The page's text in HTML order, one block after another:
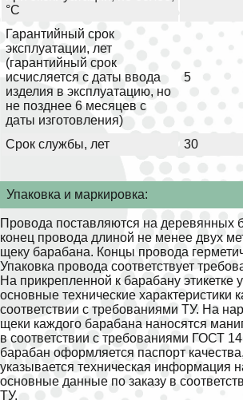
°С
Гарантийный срок
эксплуатации, лет
(гарантийный срок
исчисляется с даты ввода
изделия в эксплуатацию, но
не позднее 6 месяцев с
даты изготовления)
5
Срок службы, лет 30
Упаковка и маркировка:
Провода поставляются на деревянных
конец провода длиной не менее двух
щеку барабана. Концы провода
Упаковка провода соответствует
На прикрепленной к барабану этикетке
основные технические характеристики
соответствии с требованиями ТУ. На
щеки каждого барабана наносятся
в соответствии с требованиями ГОСТ
барабан оформляется паспорт
указывается техническая информация
основные данные по заказу в
ТУ.